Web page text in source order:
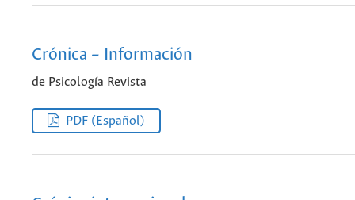
Crónica – Información
de Psicología Revista
PDF (Español)